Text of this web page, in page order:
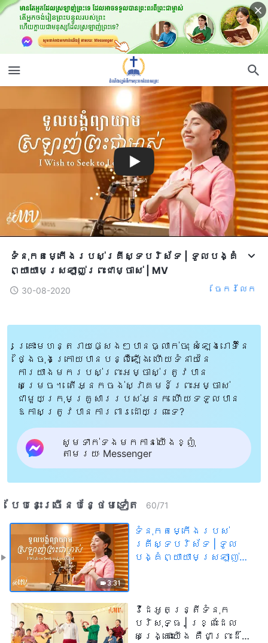
ទំនុកតម្កើង​របស់​គ្រីស្ទបរិស័ទ​ | ទូលបង្គំ
ព្យាយាមស្រឡាញ់ព្រះជាម្ចាស់​ | MV
30-08-2020 ចែក​រំលែក
គ្រោះមហន្តរាយផ្សេងៗបានធ្លាក់ចុះ សំឡេងរោទិ៍នៃ
ថ្ងៃចុងក្រោយបានបន្លឺឡើង ហើយទំនាយនៃ
ការយាងមករបស់ព្រះអម្ចាស់ត្រូវបាន
សម្រេច។ តើអ្នកចង់ស្វាគមន៍ព្រះអម្ចាស់
ជាមួយក្រុមគ្រួសាររបស់អ្នក ហើយទទួលបាន
ឱកាសត្រូវបានការពារដោយព្រះទេ?
សូមទាក់ទងមកកាន់យើងខ្ញុំ
តាមរយៈ Messenger
បែបនេះ​ច្រើនបន្ថែម​ទៀត​ 60/71
3:31
ទំនុកតម្កើង​របស់​
គ្រីស្ទបរិស័ទ​ | ទូល
បង្គំព្យាយាមស្រឡាញ់
វីដេអូតន្រ្តីទំនុក
បរិសុទ្ធ | ខ្ព្រះដែល
សង្គ្រោះយើង គឺជាព្រះដ៏